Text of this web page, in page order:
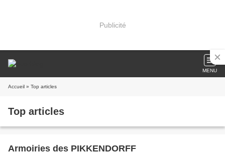
Publicité
MENU
Accueil » Top articles
Top articles
Armoiries des PIKKENDORFF